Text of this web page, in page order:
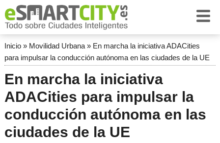
Inicio» Movilidad Urbana» En marcha la iniciativa ADACities
para impulsar la conducción autónoma en las ciudades de la UE
En marcha la iniciativa
ADACities para impulsar la
conducción autónoma en las
ciudades de la UE